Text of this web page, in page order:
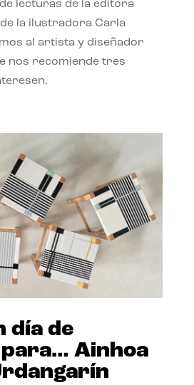
lecturas de la editora
de la ilustradora Carla
al artista y diseñador
nos recomiende tres
día de
Ainhoa